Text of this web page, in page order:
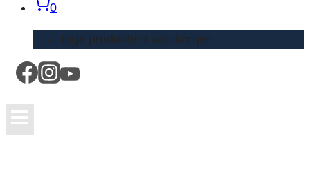
0
Inga produkter i varukorgen.